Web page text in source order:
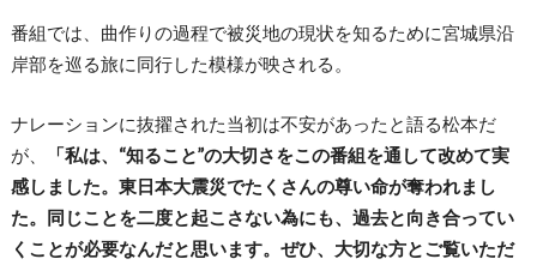
番組では、曲作りの過程で被災地の現状を知るために宮城県沿
岸部を巡る旅に同行した模様が映される。
ナレーションに抜擢された当初は不安があったと語る松本だ
が、
「私は、“知ること”の大切さをこの番組を通して改めて実
感しました。東日本大震災でたくさんの尊い命が奪われまし
た。同じことを二度と起こさない為にも、過去と向き合ってい
くことが必要なんだと思います。ぜひ、大切な方とご覧いただ